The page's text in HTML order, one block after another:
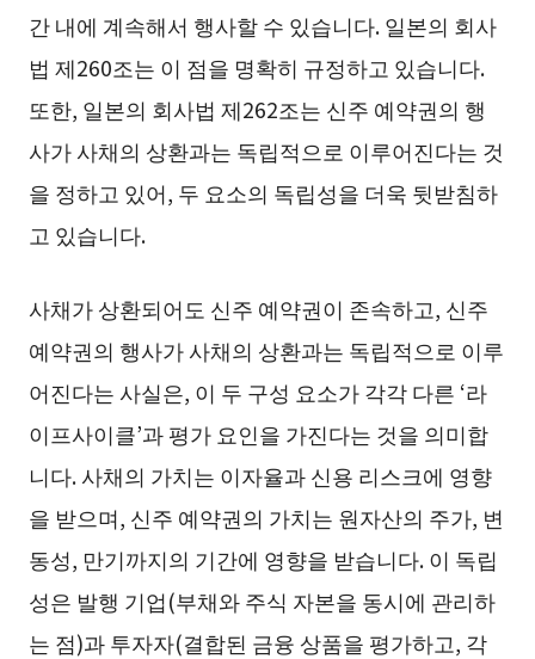
간 내에 계속해서 행사할 수 있습니다. 일본의 회사
법 제260조는 이 점을 명확히 규정하고 있습니다.
또한, 일본의 회사법 제262조는 신주 예약권의 행
사가 사채의 상환과는 독립적으로 이루어진다는 것
을 정하고 있어, 두 요소의 독립성을 더욱 뒷받침하
고 있습니다.
사채가 상환되어도 신주 예약권이 존속하고, 신주
예약권의 행사가 사채의 상환과는 독립적으로 이루
어진다는 사실은, 이 두 구성 요소가 각각 다른 ‘라
이프사이클’과 평가 요인을 가진다는 것을 의미합
니다. 사채의 가치는 이자율과 신용 리스크에 영향
을 받으며, 신주 예약권의 가치는 원자산의 주가, 변
동성, 만기까지의 기간에 영향을 받습니다. 이 독립
성은 발행 기업(부채와 주식 자본을 동시에 관리하
는 점)과 투자자(결합된 금융 상품을 평가하고, 각